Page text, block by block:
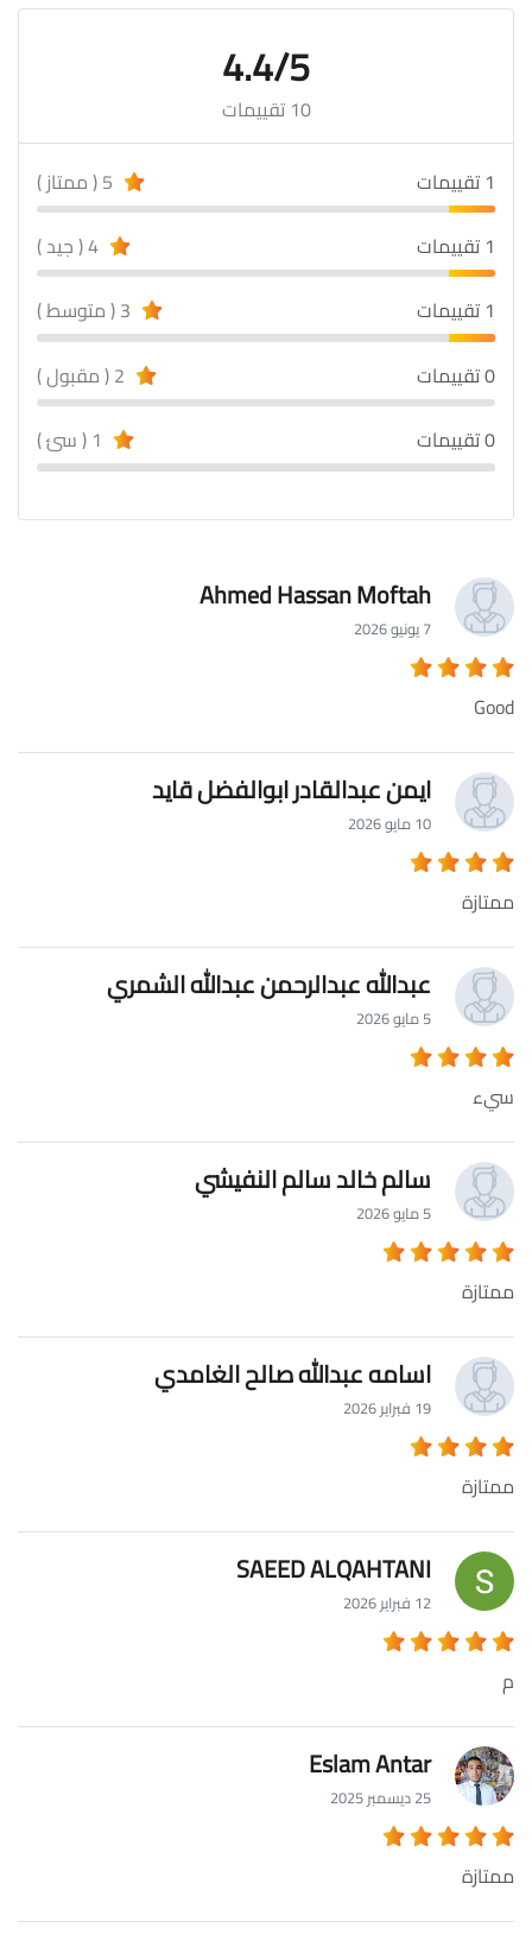
4.4/5
10 تقييمات
1 تقييمات
1 تقييمات
1 تقييمات
0 تقييمات
0 تقييمات
Ahmed Hassan Moftah
7 يونيو 2026
Good
ايمن عبدالقادر ابوالفضل قايد
10 مايو 2026
ممتازة
عبدالله عبدالرحمن عبدالله الشمري
5 مايو 2026
سيء
سالم خالد سالم النفيشي
5 مايو 2026
ممتازة
اسامه عبدالله صالح الغامدي
19 فبراير 2026
ممتازة
SAEED ALQAHTANI
12 فبراير 2026
م
Eslam Antar
25 ديسمبر 2025
ممتازة